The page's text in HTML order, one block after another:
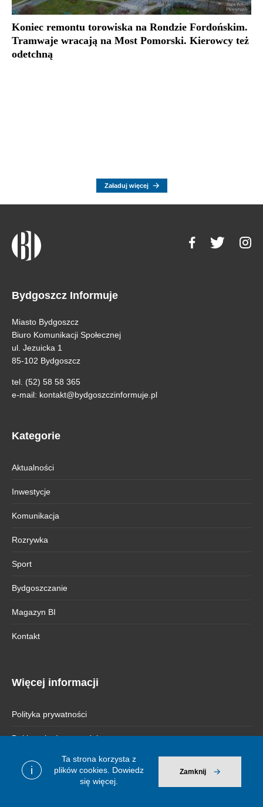
i
Ta strona korzysta z
plików cookies. Dowiedz
się więcej.
Zamknij
Koniec remontu torowiska na Rondzie Fordońskim.
Tramwaje wracają na Most Pomorski. Kierowcy też
odetchną
Załaduj więcej
Bydgoszcz Informuje
Miasto Bydgoszcz
Biuro Komunikacji Społecznej
ul. Jezuicka 1
85-102 Bydgoszcz
tel. (52) 58 58 365
e-mail: kontakt@bydgoszczinformuje.pl
Kategorie
Aktualności
Inwestycje
Komunikacja
Rozrywka
Sport
Bydgoszczanie
Magazyn BI
Kontakt
Więcej informacji
Polityka prywatności
Deklaracja dostępności